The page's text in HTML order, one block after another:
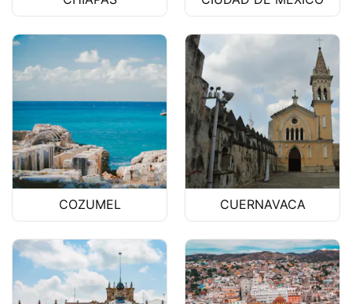
COZUMEL CUERNAVACA